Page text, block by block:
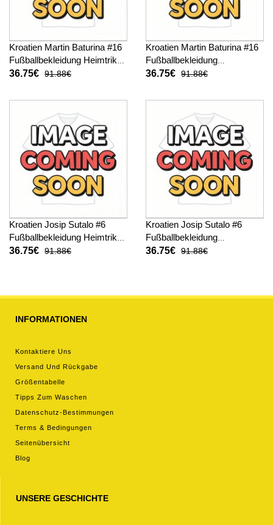
Kroatien Martin Baturina #16
Fußballbekleidung Heimtrikot
Kinder WM 2026 Kurzarm (+
36.75€ 91.88€
Kroatien Martin Baturina #16
Fußballbekleidung
Auswärtstrikot Kinder WM
hosen)
36.75€ 91.88€
Kroatien Josip Sutalo #6
Fußballbekleidung Heimtrikot
Kinder WM 2026 Kurzarm (+
36.75€ 91.88€
Kroatien Josip Sutalo #6
Fußballbekleidung
Auswärtstrikot Kinder WM
36.75€ 91.88€
INFORMATIONEN
Kontaktiere Uns
Versand Und Rückgabe
Größentabelle
Tipps Zum Waschen
Datenschutz-Bestimmungen
Terms & Bedingungen
Seitenübersicht
Blog
UNSERE GESCHICHTE